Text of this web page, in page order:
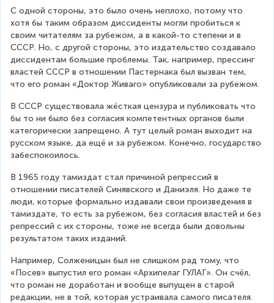
С одной стороны, это было очень неплохо, потому что
хотя бы таким образом диссиденты могли пробиться к
своим читателям за рубежом, а в какой-то степени и в
СССР. Но, с другой стороны, это издательство создавало
диссидентам большие проблемы. Так, например, прессинг
властей СССР в отношении Пастернака был вызван тем,
что его роман «Доктор Живаго» опубликовали за рубежом.
В СССР существовала жёсткая цензура и публиковать что
бы то ни было без согласия компетентных органов были
категорически запрещено. А тут целый роман выходит на
русском языке, да ещё и за рубежом. Конечно, государство
забеспокоилось.
В 1965 году тамиздат стал причиной репрессий в
отношении писателей Синявского и Даниэля. Но даже те
люди, которые формально издавали свои произведения в
тамиздате, то есть за рубежом, без согласия властей и без
репрессий с их стороны, тоже не всегда были довольны
результатом таких изданий.
Например, Солженицын был не слишком рад тому, что
«Посев» выпустил его роман «Архипелаг ГУЛАГ». Он счёл,
что роман не доработан и вообще выпущен в старой
редакции, не в той, которая устраивала самого писателя.